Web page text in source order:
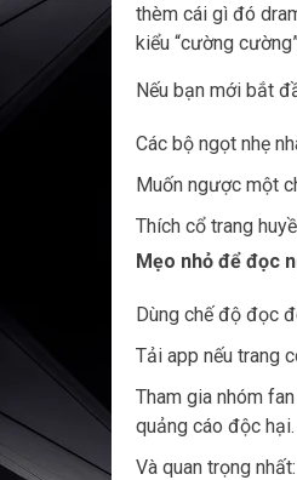
thèm cái gì đó
kiểu “cường
Nếu bạn mới bắt
Các bộ ngọt nhẹ
Muốn ngược một
Thích cổ trang
Mẹo nhỏ để đọc
Dùng chế độ đọc
Tải app nếu trang
Tham gia nhóm
quảng cáo độc hại.
Và quan trọng